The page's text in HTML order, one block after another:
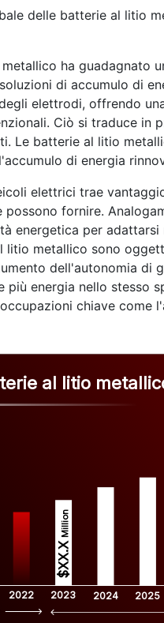
delle batterie al litio
ha guadagnato
di accumulo di
elettrodi, offrendo
Ciò si traduce in
Le batterie al litio
di energia
elettrici trae
fornire.
energetica per
litio metallico sono
dell'autonomia di
più energia nello stesso
chiave come
al litio
2022 2023 2024 2025
$XX.X
Million